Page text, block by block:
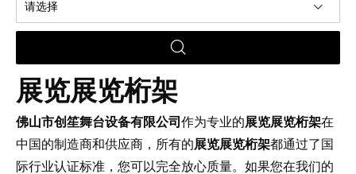
请选择
展览展览桁架
佛山市创笙舞台设备有限公司 作为专业的展览展览桁架在
中国的制造商和供应商，所有的展览展览桁架都通过了国
际行业认证标准，您可以完全放心质量。如果您在我们的